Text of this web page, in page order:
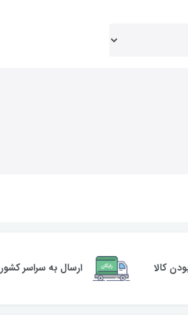
کالا ارسال به سراسر کشور